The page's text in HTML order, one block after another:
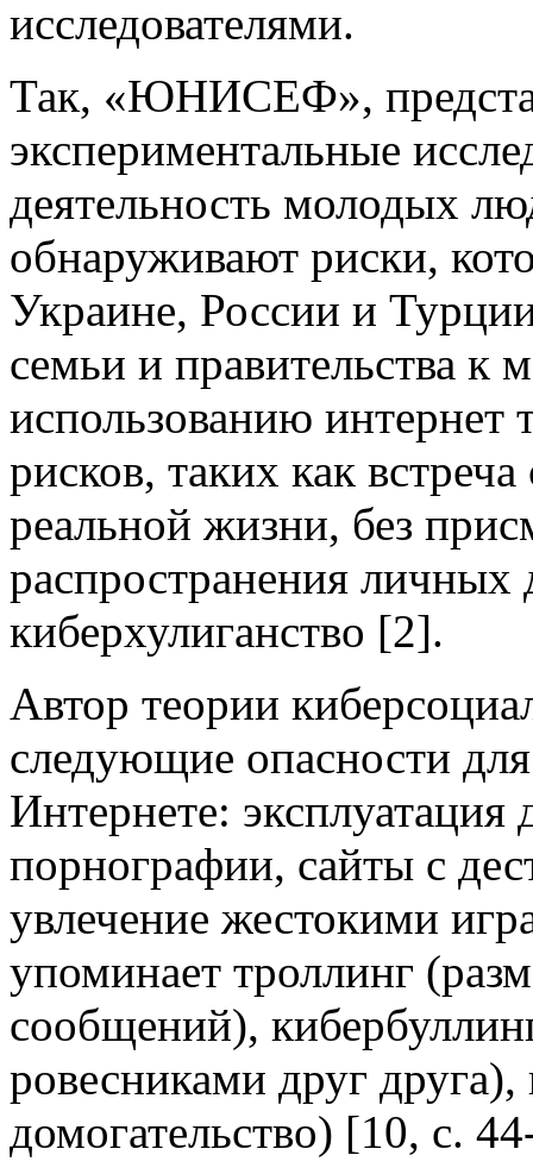
исследователями.
Так, «ЮНИСЕФ»,
экспериментальные
деятельность молодых
обнаруживают риски,
Украине, России и
семьи и правительства к
использованию
рисков, таких как
реальной жизни, без
распространения
киберхулиганство [2].
Автор теории
следующие опасности
Интернете: эксплуатация
порнографии, сайты с
увлечение жестокими
упоминает троллинг
сообщений),
ровесниками друг друга),
домогательство) [10, c.